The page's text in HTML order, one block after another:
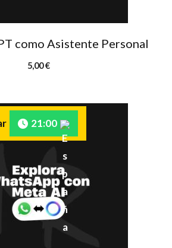
como Asistente Personal
5,00€
21:00